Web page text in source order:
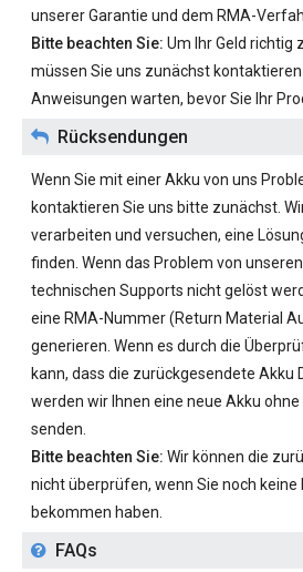
unserer Garantie und dem RMA-
Bitte beachten Sie: Um Ihr Geld richtig
müssen Sie uns zunächst
Anweisungen warten, bevor Sie Ihr
Rücksendungen
Wenn Sie mit einer Akku von uns
kontaktieren Sie uns bitte zunächst.
verarbeiten und versuchen, eine
finden. Wenn das Problem von
technischen Supports nicht gelöst
eine RMA-Nummer (Return Material
generieren. Wenn es durch die
kann, dass die zurückgesendete Akku
werden wir Ihnen eine neue Akku
senden.
Bitte beachten Sie: Wir können die
nicht überprüfen, wenn Sie noch keine
bekommen haben.
FAQs